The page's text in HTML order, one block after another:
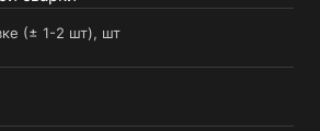
(± 1-2 шт), шт